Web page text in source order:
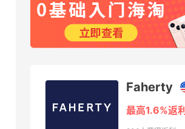
Faherty
最高1.6%返利